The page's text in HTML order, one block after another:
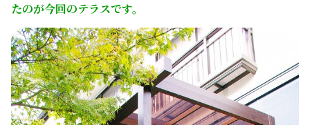
たのが今回のテラスです。